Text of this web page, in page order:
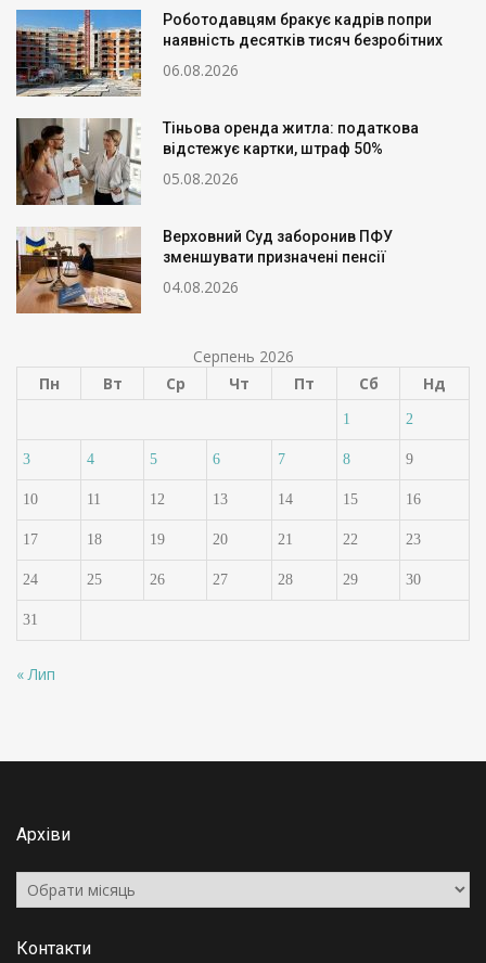
Роботодавцям бракує кадрів попри
наявність десятків тисяч безробітних
06.08.2026
Тіньова оренда житла: податкова
відстежує картки, штраф 50%
05.08.2026
Верховний Суд заборонив ПФУ
зменшувати призначені пенсії
04.08.2026
Серпень 2026
Пн
Вт Ср Чт Пт Сб Нд
1 2
3 4 5 6 7 8 9
10 11 12 13 14 15 16
17 18 19 20 21 22 23
24 25 26 27 28 29 30
31
« Лип
Архіви
Архіви
Контакти